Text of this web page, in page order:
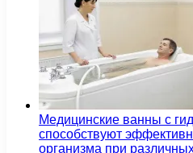
Медицинские ванны с
способствуют
организма при